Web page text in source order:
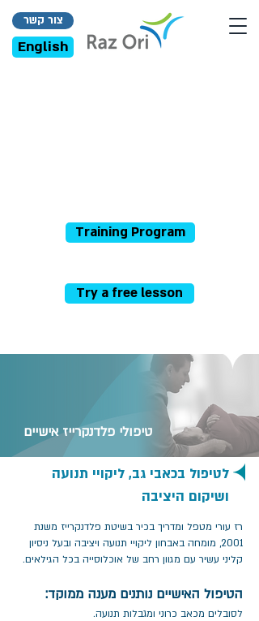
צור קשר
English
Training Program
Try a free lesson
טיפולי פלדנקרייז אישיים
לטיפול בכאבי גב, ליקויי תנועה
ושיקום היציבה
רז עורי מטפל ומדריך בכיר בשיטת פלדנקרייז משנת
2001, מומחה באבחון ליקויי תנועה ויציבה ובעל ניסיון
קליני עשיר עם מגוון רחב של אוכלוסייה בכל הגילאים.
הטיפול האישיים נותנים מענה ממוקד:
לסובלים מכאב כרוני ומגבלות תנועה.